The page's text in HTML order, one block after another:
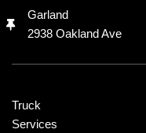
Garland
2938 Oakland Ave
Truck
Services